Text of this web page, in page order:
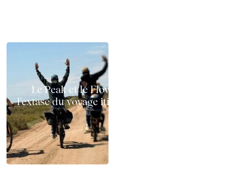
Le Peak et le Flow à vélo électrique :
l'extase du voyage itinérant sur deux roues